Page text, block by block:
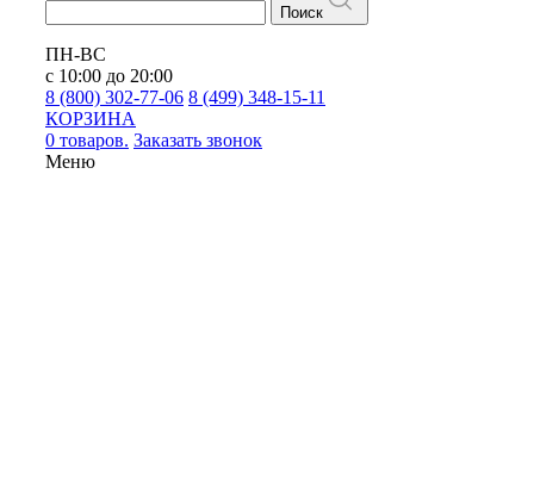
Поиск
ПН-ВС
с 10:00 до 20:00
8 (800) 302-77-06 8 (499) 348-15-11
КОРЗИНА
0 товаров. Заказать звонок
Меню